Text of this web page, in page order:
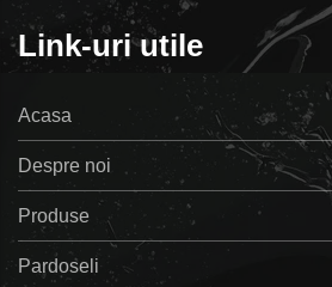
Link-uri utile
Acasa
Despre noi
Produse
Pardoseli